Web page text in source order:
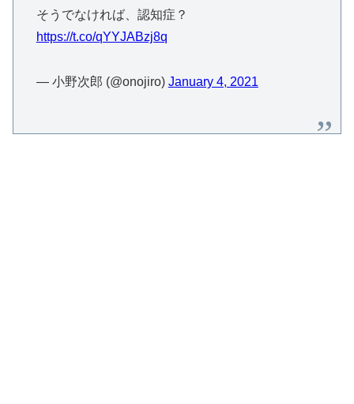
そうでなければ、認知症？
https://t.co/qYYJABzj8q
— 小野次郎 (@onojiro) January 4, 2021